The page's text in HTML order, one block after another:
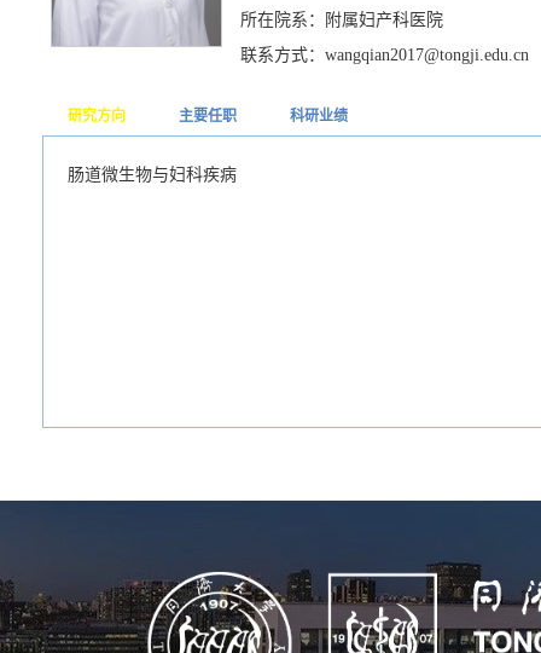
所在院系：附属妇产科医院
联系方式：wangqian2017@tongji.edu.cn
研究方向 主要任职 科研业绩
肠道微生物与妇科疾病